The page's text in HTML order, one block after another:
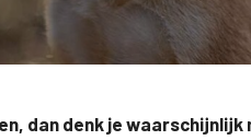
dan denk je waarschijnlijk